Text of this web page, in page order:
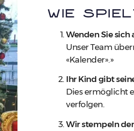
Wie
Wenden Sie sich
Unser Team
«Kalender».»
Ihr Kind gibt
Dies ermöglicht
verfolgen.
Wir stempeln